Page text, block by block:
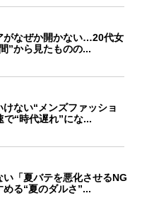
がなぜか開かない…20代女
”から見たものの...
けない“メンズファッショ
で“時代遅れ”にな...
「夏バテを悪化させるNG
る“夏のダルさ”...